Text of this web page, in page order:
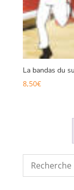
La bandas du
8,50€